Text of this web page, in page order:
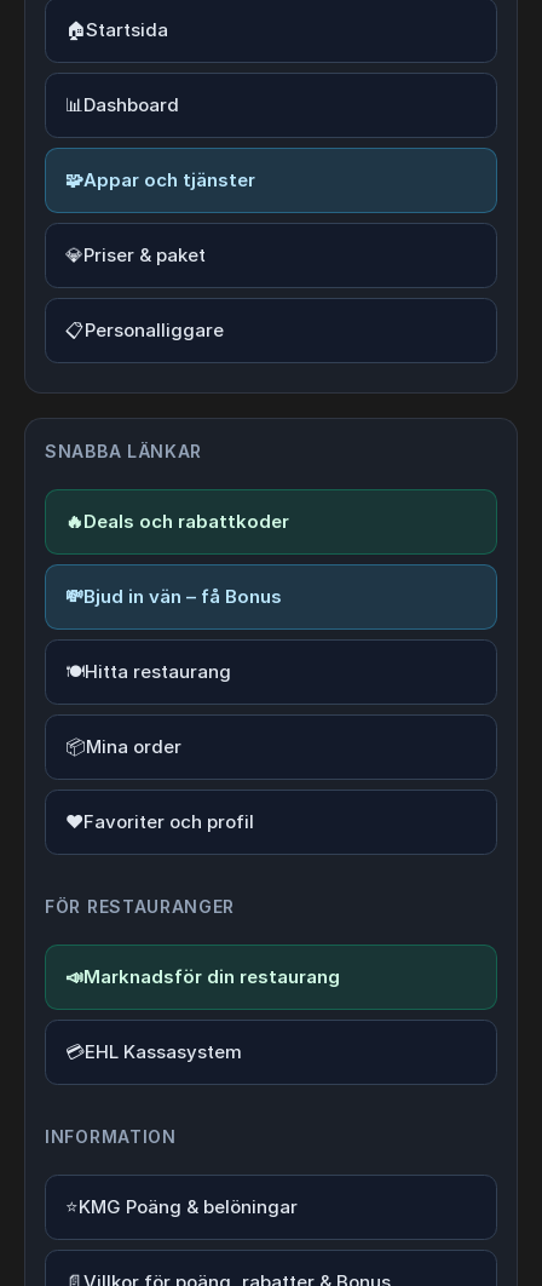
🏠Startsida
📊 Dashboard
🧩Appar och tjänster
💎Priser & paket
📋Personalliggare
SNABBA LÄNKAR
🔥Deals och rabattkoder
💸Bjud in vän – få Bonus
🍽️Hitta restaurang
📦Mina order
❤️Favoriter och profil
FÖR RESTAURANGER
📣Marknadsför din restaurang
💳EHL Kassasystem
INFORMATION
⭐KMG Poäng & belöningar
📄Villkor för poäng, rabatter & Bonus